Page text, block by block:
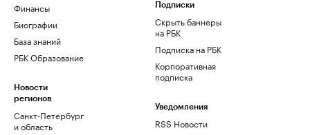
Финансы
Биографии
База знаний
РБК Образование
Новости
регионов
Санкт-Петербург
и область
Подписки
Скрыть баннеры
на РБК
Подписка на РБК
Корпоративная
подписка
Уведомления
RSS Новости